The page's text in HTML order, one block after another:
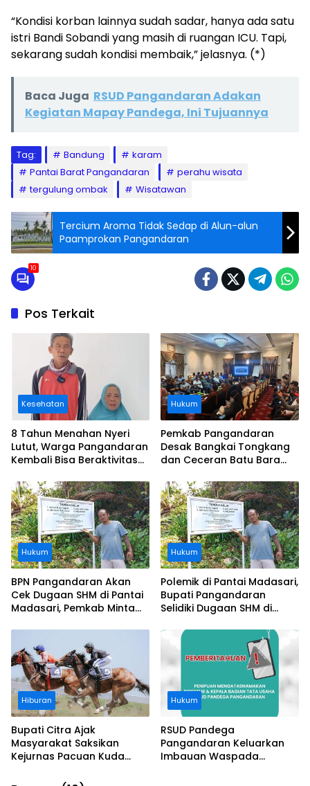
“Kondisi korban lainnya sudah sadar, hanya ada satu
istri Bandi Sobandi yang masih di ruangan ICU. Tapi,
sekarang sudah kondisi membaik,” jelasnya. (*)
Baca Juga RSUD Pangandaran Adakan
Kegiatan Mapay Pandega, Ini Tujuannya
Tag: Bandung
karam
Pantai Barat Pangandaran
perahu wisata
tergulung ombak
Wisatawan
Tercium Aroma Tidak Sedap di Alun-alun
Paamprokan Pangandaran
10
Pos Terkait
Kesehatan
8 Tahun Menahan Nyeri
Lutut, Warga Pangandaran
Kembali Bisa Beraktivitas
Ditanggung BPJS
Hukum
Pemkab Pangandaran
Desak Bangkai Tongkang
dan Ceceran Batu Bara
Buruknya Koordinasi
Perusahaan
Hukum
BPN Pangandaran Akan
Cek Dugaan SHM di Pantai
Madasari, Pemkab Minta
Hukum
Polemik di Pantai Madasari,
Bupati Pangandaran
Selidiki Dugaan SHM di
Pantai
Hiburan
Bupati Citra Ajak
Masyarakat Saksikan
Kejurnas Pacuan Kuda
Legokjawa
Hukum
RSUD Pandega
Pangandaran Keluarkan
Imbauan Waspada